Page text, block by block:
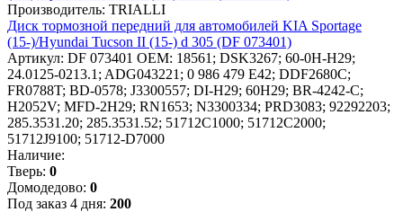
Производитель: TRIALLI
Диск тормозной передний для автомобилей KIA Sportage
(15-)/Hyundai Tucson II (15-) d 305 (DF 073401)
Артикул: DF 073401 OEM: 18561; DSK3267; 60-0H-H29;
24.0125-0213.1; ADG043221; 0 986 479 E42; DDF2680C;
FR0788T; BD-0578; J3300557; DI-H29; 60H29; BR-4242-C;
H2052V; MFD-2H29; RN1653; N3300334; PRD3083; 92292203;
285.3531.20; 285.3531.52; 51712C1000; 51712C2000;
51712J9100; 51712-D7000
Наличие:
Тверь: 0
Домодедово: 0
Под заказ 4 дня: 200